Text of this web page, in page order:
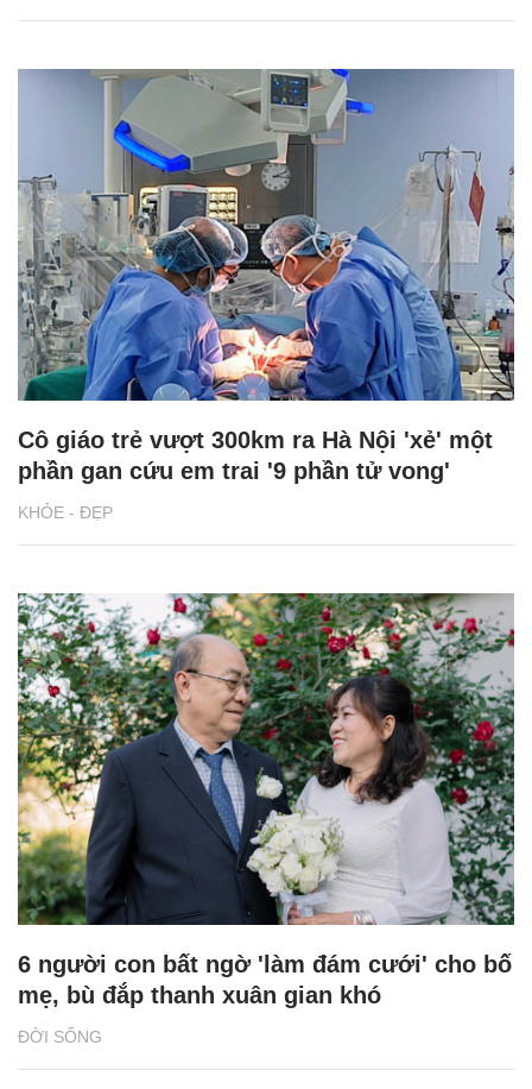
KHỎE - ĐẸP
Cô giáo trẻ vượt 300km ra Hà Nội 'xẻ' một
phần gan cứu em trai '9 phần tử vong'
ĐỜI SỐNG
6 người con bất ngờ 'làm đám cưới' cho bố
mẹ, bù đắp thanh xuân gian khó